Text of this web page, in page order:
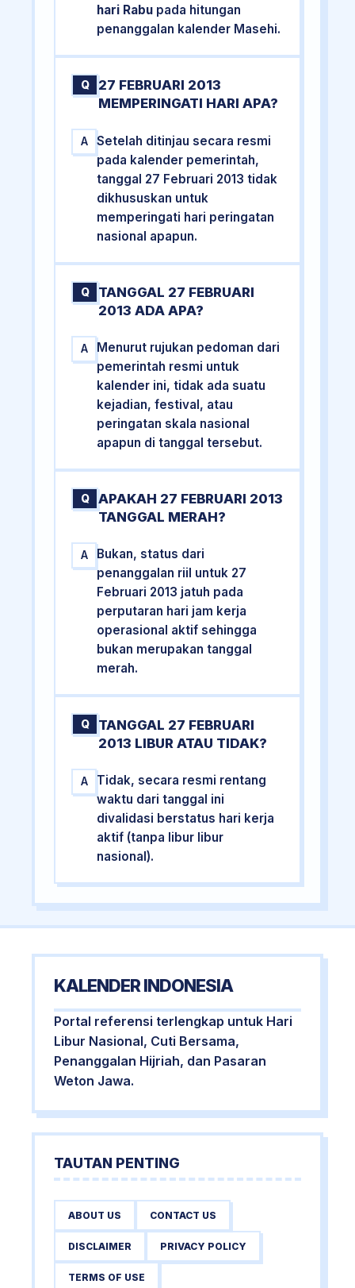
hari Rabu pada hitungan
penanggalan kalender Masehi.
Q
27 FEBRUARI 2013
MEMPERINGATI HARI APA?
A
Setelah ditinjau secara resmi
pada kalender pemerintah,
tanggal 27 Februari 2013 tidak
dikhususkan untuk
memperingati hari peringatan
nasional apapun.
Q
TANGGAL 27 FEBRUARI
2013 ADA APA?
A
Menurut rujukan pedoman dari
pemerintah resmi untuk
kalender ini, tidak ada suatu
kejadian, festival, atau
peringatan skala nasional
apapun di tanggal tersebut.
Q
APAKAH 27 FEBRUARI 2013
TANGGAL MERAH?
A
Bukan, status dari
penanggalan riil untuk 27
Februari 2013 jatuh pada
perputaran hari jam kerja
operasional aktif sehingga
bukan merupakan tanggal
merah.
Q
TANGGAL 27 FEBRUARI
2013 LIBUR ATAU TIDAK?
A
Tidak, secara resmi rentang
waktu dari tanggal ini
divalidasi berstatus hari kerja
aktif (tanpa libur libur
nasional).
KALENDER INDONESIA
Portal referensi terlengkap untuk Hari
Libur Nasional, Cuti Bersama,
Penanggalan Hijriah, dan Pasaran
Weton Jawa.
TAUTAN PENTING
ABOUT US CONTACT US
DISCLAIMER PRIVACY POLICY
TERMS OF USE